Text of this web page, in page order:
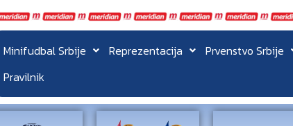
Minifudbal Srbije Reprezentacija Prvenstvo Srbije
Pravilnik